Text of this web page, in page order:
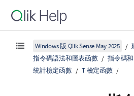
Windows 版 Qlik Sense May 2025
指令碼語法和圖表函數
指令碼
統計檢定函數
T 檢定函數